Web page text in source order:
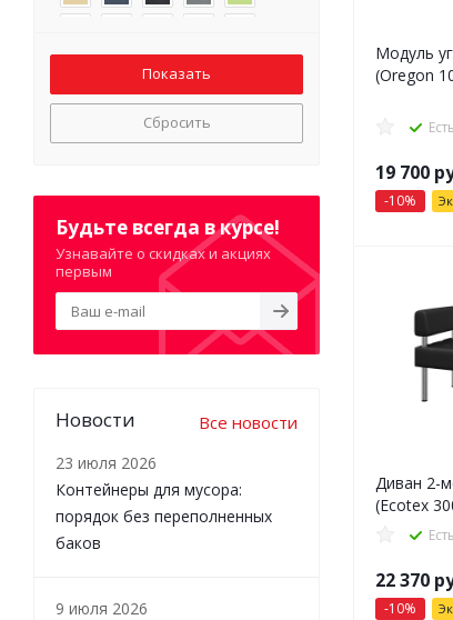
Модуль
(Oregon
19 700
-10%
Диван 2-
(Ecotex
22 370
-10%
Сбросить
Будьте всегда в курсе!
Узнавайте о скидках и акциях
первым
Новости Все новости
23 июля 2026
Контейнеры для мусора:
порядок без переполненных
баков
9 июля 2026